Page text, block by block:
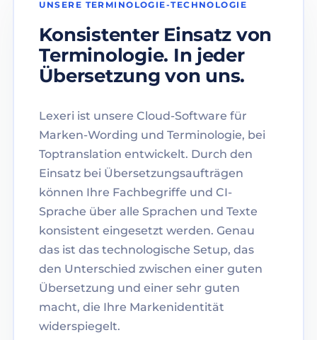
UNSERE TERMINOLOGIE-TECHNOLOGIE
Konsistenter Einsatz von
Terminologie. In jeder
Übersetzung von uns.
Lexeri ist unsere Cloud-Software für
Marken-Wording und Terminologie, bei
Toptranslation entwickelt. Durch den
Einsatz bei Übersetzungsaufträgen
können Ihre Fachbegriffe und CI-
Sprache über alle Sprachen und Texte
konsistent eingesetzt werden. Genau
das ist das technologische Setup, das
den Unterschied zwischen einer guten
Übersetzung und einer sehr guten
macht, die Ihre Markenidentität
widerspiegelt.